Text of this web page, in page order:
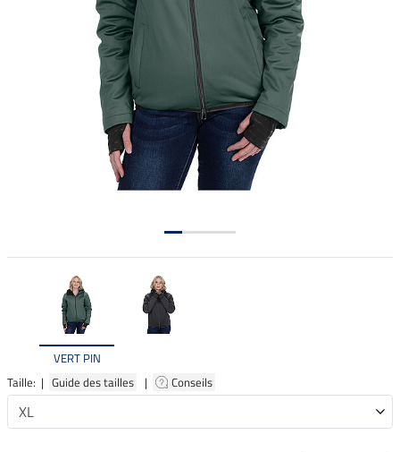
VERT PIN
Taille: | Guide des tailles | Conseils